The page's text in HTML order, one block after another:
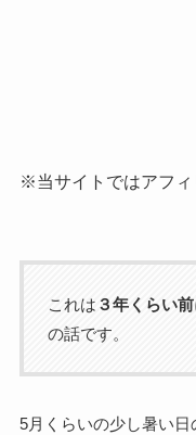
※当サイトではアフ
これは ３年くらい前
の話です。
5月くらいの少し暑い